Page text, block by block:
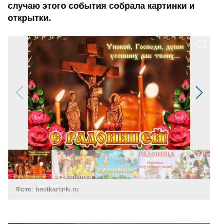
случаю этого события собрала картинки и
открытки.
Фото: bestkartinki.ru